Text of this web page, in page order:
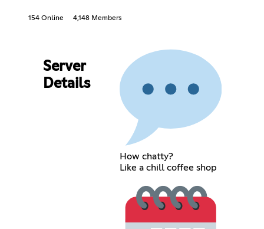
154 Online 4,148 Members
Server
Details
How chatty?
Like a chill coffee shop